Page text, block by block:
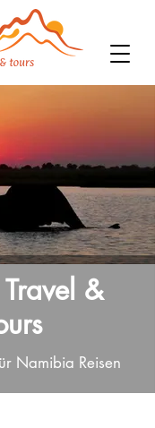
&
Namibia Reisen